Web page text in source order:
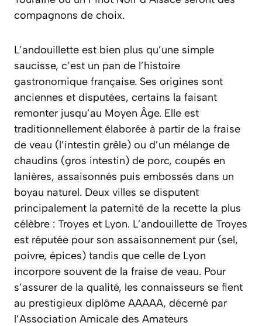
compagnons de choix.
L’andouillette est bien plus qu’une simple
saucisse, c’est un pan de l’histoire
gastronomique française. Ses origines sont
anciennes et disputées, certains la faisant
remonter jusqu’au Moyen Âge. Elle est
traditionnellement élaborée à partir de la fraise
de veau (l’intestin grêle) ou d’un mélange de
chaudins (gros intestin) de porc, coupés en
lanières, assaisonnés puis embossés dans un
boyau naturel. Deux villes se disputent
principalement la paternité de la recette la plus
célèbre : Troyes et Lyon. L’andouillette de Troyes
est réputée pour son assaisonnement pur (sel,
poivre, épices) tandis que celle de Lyon
incorpore souvent de la fraise de veau. Pour
s’assurer de la qualité, les connaisseurs se fient
au prestigieux diplôme AAAAA, décerné par
l’Association Amicale des Amateurs